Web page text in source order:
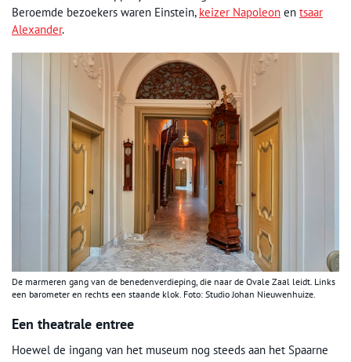
Beroemde bezoekers waren Einstein, keizer Napoleon en tsaar
Alexander.
De marmeren gang van de benedenverdieping, die naar de Ovale Zaal leidt. Links
een barometer en rechts een staande klok. Foto: Studio Johan Nieuwenhuize.
Een theatrale entree
Hoewel de ingang van het museum nog steeds aan het Spaarne